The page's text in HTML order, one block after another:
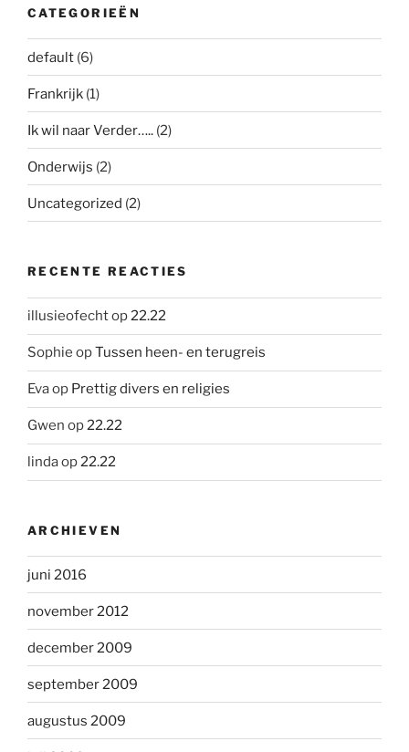
CATEGORIEËN
default (6)
Frankrijk (1)
Ik wil naar Verder….. (2)
Onderwijs (2)
Uncategorized (2)
RECENTE REACTIES
illusieofechtop22.22
Sophie opTussen heen- en terugreis
Evaop Prettig divers en religies
Gwen op22.22
lindaop22.22
ARCHIEVEN
juni 2016
november 2012
december 2009
september 2009
augustus 2009